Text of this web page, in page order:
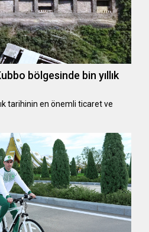
bölgesinde bin yıllık
tarihinin en önemli ticaret ve